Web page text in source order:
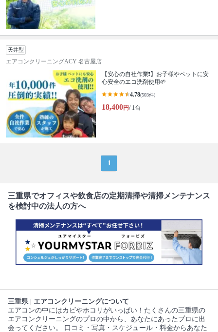
天井型
エアコンクリーニングACY 名古屋店
【安心の自社作業❗️】お子様やペットに安
心安全のエコ洗剤使用🌱
4.78(503件)
18,400円/ 1台
1
三重県でオフィスや飲食店の定期清掃や清掃メンテナンス
を検討中の法人の方へ
三重県 | エアコンクリーニングについて
エアコンの中にはカビやホコリがいっぱい！たくさんの三重県の
エアコンクリーニングのプロの中から、あなたにあったプロに出
会ってください。 口コミ・写真・スケジュール・料金からあなた